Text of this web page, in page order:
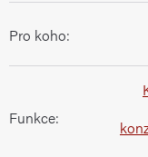
Pro koho:
Funkce: